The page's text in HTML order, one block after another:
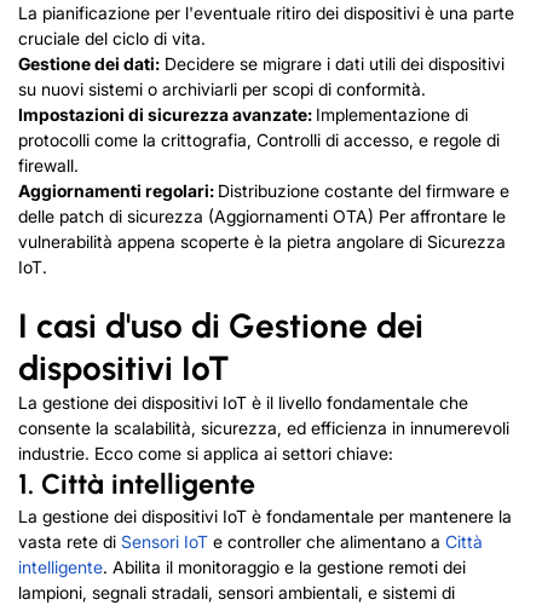
La pianificazione per l'eventuale ritiro dei dispositivi è una parte
cruciale del ciclo di vita.
Gestione dei dati: Decidere se migrare i dati utili dei dispositivi
su nuovi sistemi o archiviarli per scopi di conformità.
Impostazioni di sicurezza avanzate: Implementazione di
protocolli come la crittografia, Controlli di accesso, e regole di
firewall.
Aggiornamenti regolari: Distribuzione costante del firmware e
delle patch di sicurezza (Aggiornamenti OTA) Per affrontare le
vulnerabilità appena scoperte è la pietra angolare di Sicurezza
IoT.
I casi d'uso di Gestione dei
dispositivi IoT
La gestione dei dispositivi IoT è il livello fondamentale che
consente la scalabilità, sicurezza, ed efficienza in innumerevoli
industrie. Ecco come si applica ai settori chiave:
1. Città intelligente
La gestione dei dispositivi IoT è fondamentale per mantenere la
vasta rete di Sensori IoT e controller che alimentano a Città
intelligente. Abilita il monitoraggio e la gestione remoti dei
lampioni, segnali stradali, sensori ambientali, e sistemi di